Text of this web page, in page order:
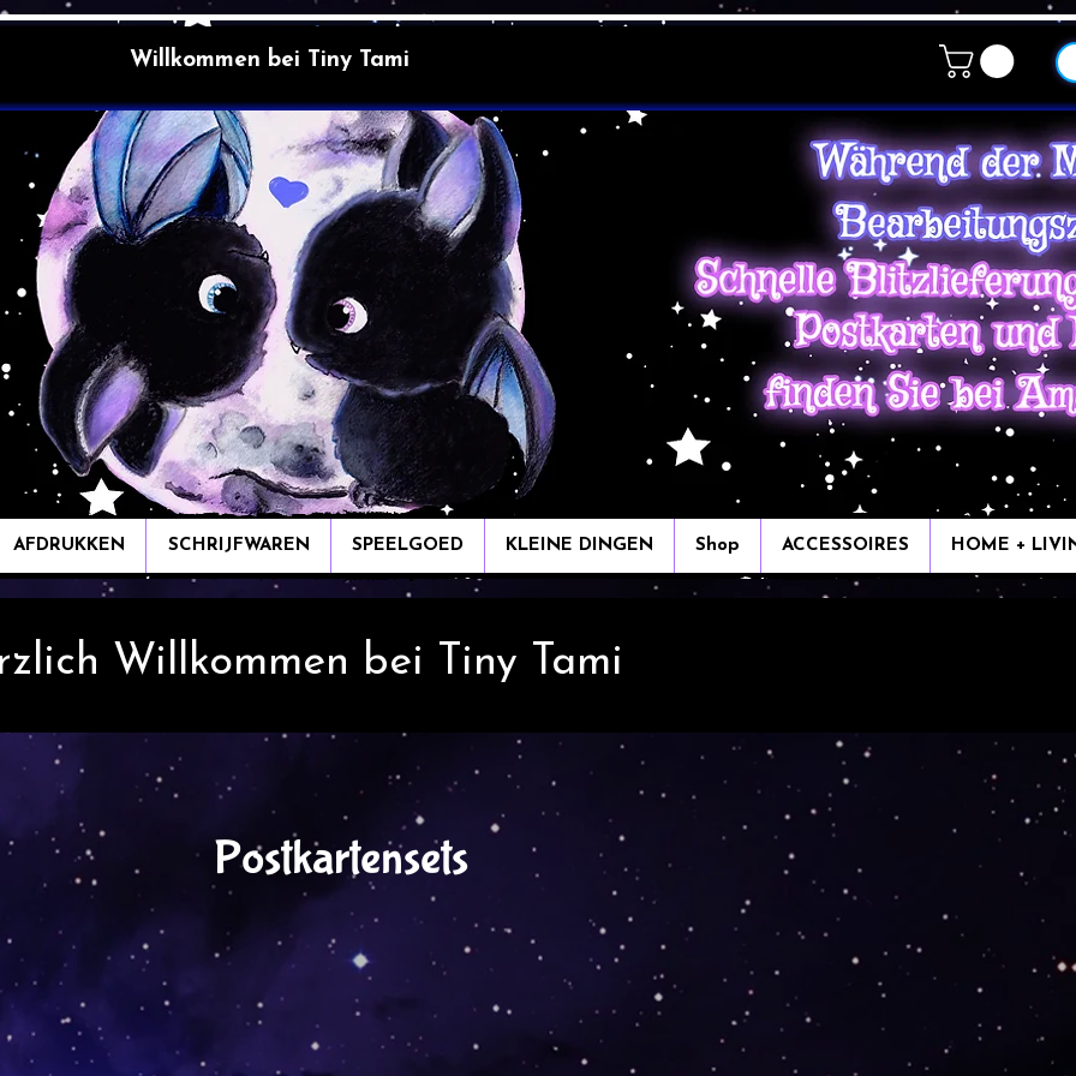
Willkommen bei Tiny Tami
AFDRUKKEN SCHRIJFWAREN SPEELGOED KLEINE DINGEN Shop ACCESSOIRES HOME +
Willkommen bei Tiny Tami
Postkartensets